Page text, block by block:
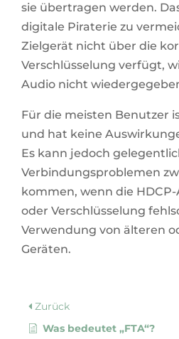
sie übertragen werden.
digitale Piraterie zu
Zielgerät nicht über die
Verschlüsselung verfügt,
Audio nicht
Für die meisten Benutzer
und hat keine
Es kann jedoch
Verbindungsproblemen
kommen, wenn die
oder Verschlüsselung
Verwendung von älteren
Geräten.
Zurück
Was bedeutet „FTA“?